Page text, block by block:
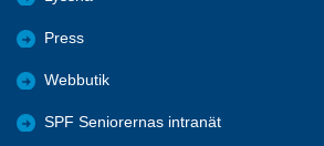
Press
Webbutik
SPF Seniorernas intranät